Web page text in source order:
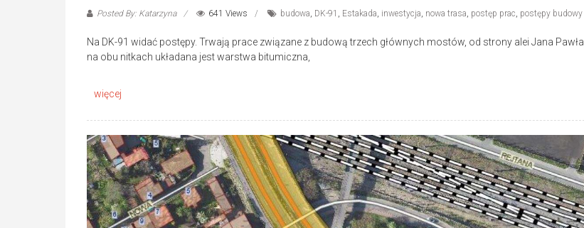
Posted By: Katarzyna 641 Views budowa, DK-91 , Estakada, inwestycja, nowa trasa, postęp prac, postępy budowy
Na DK-91 widać postępy. Trwają prace związane z budową trzech głównych mostów, od strony alei Jana Pawła,
na obu nitkach układana jest warstwa bitumiczna,